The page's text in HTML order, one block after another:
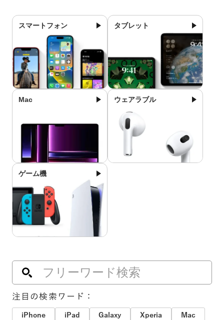
スマートフォン タブレット
Mac ウェアラブル
ゲーム機
注目の検索ワード：
iPhone iPad Galaxy Xperia
Mac